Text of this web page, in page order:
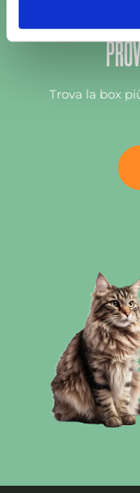
Trova la box